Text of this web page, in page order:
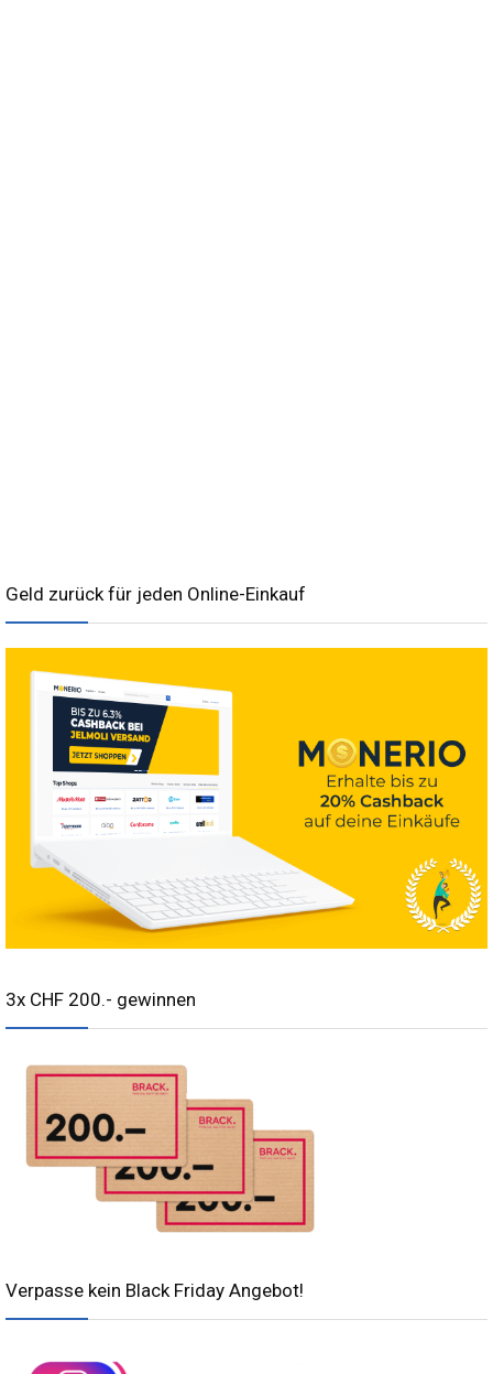
Geld zurück für jeden Online-Einkauf
3x CHF 200.- gewinnen
Verpasse kein Black Friday Angebot!